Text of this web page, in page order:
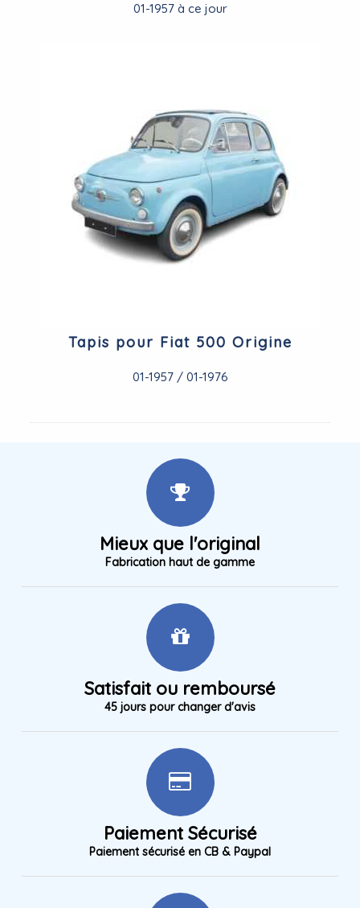
01-1957 à ce jour
Tapis pour Fiat 500 Origine
01-1957 / 01-1976
Mieux que l'original
Fabrication haut de gamme
Satisfait ou remboursé
45 jours pour changer d'avis
Paiement Sécurisé
Paiement sécurisé en CB & Paypal